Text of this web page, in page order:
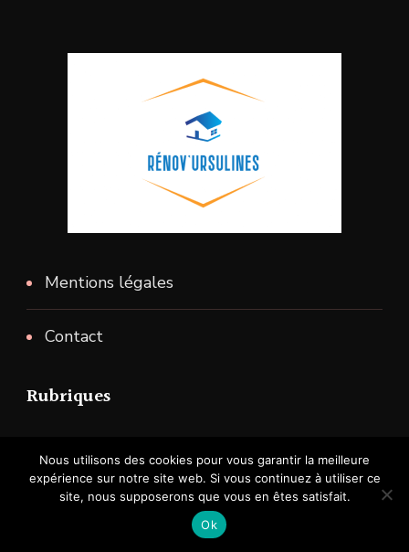
Mentions légales
Contact
Rubriques
Embellissement
Nous utilisons des cookies pour vous garantir la meilleure
expérience sur notre site web. Si vous continuez à utiliser ce
site, nous supposerons que vous en êtes satisfait.
Ok